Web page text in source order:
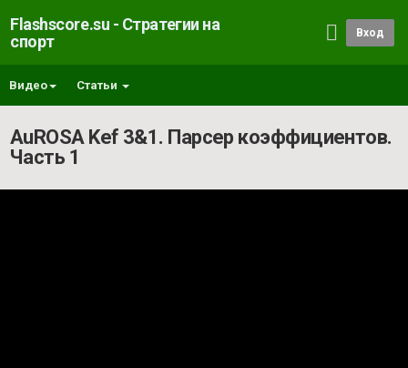
Flashscore.su - Стратегии на
спорт
Вход
Видео Статьи
AuROSA Kef 3&1. Парсер коэффициентов.
Часть 1